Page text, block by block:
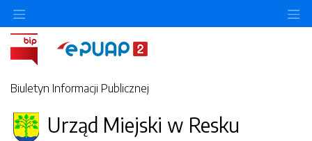
Biuletyn Informacji Publicznej
Urząd Miejski w Resku